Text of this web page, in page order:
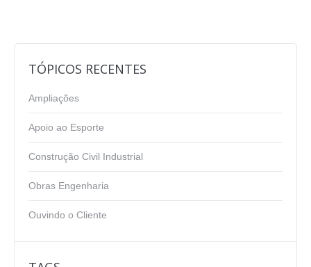
TÓPICOS RECENTES
Ampliações
Apoio ao Esporte
Construção Civil Industrial
Obras Engenharia
Ouvindo o Cliente